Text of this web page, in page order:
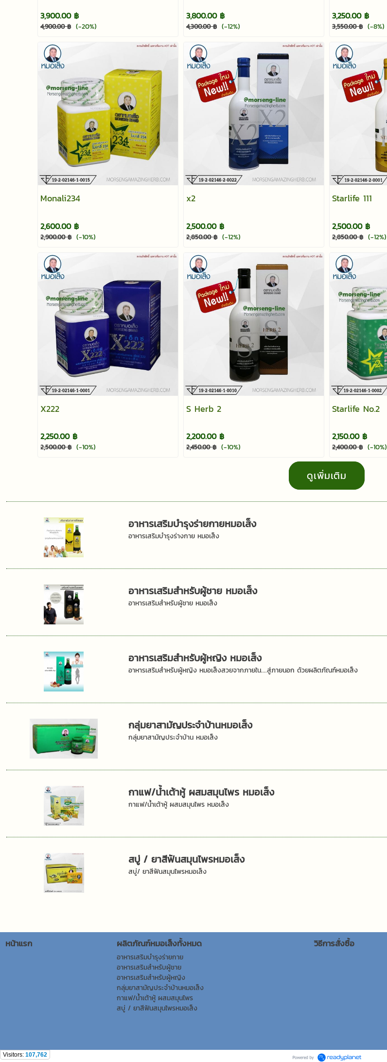
3,900.00 ฿
4,900.00 ฿ (-20%)
3,800.00 ฿
4,300.00 ฿ (-12%)
3,250.00 ฿
3,550.00 ฿ (-8%)
Monali234
2,600.00 ฿
2,900.00 ฿ (-10%)
x2
2,500.00 ฿
2,850.00 ฿ (-12%)
Starlife 111
2,500.00 ฿
2,850.00 ฿ (-12%)
X222
2,250.00 ฿
2,500.00 ฿ (-10%)
S Herb 2
2,200.00 ฿
2,450.00 ฿ (-10%)
Starlife No.2
2,150.00 ฿
2,400.00 ฿ (-10%)
ดูเพิ่มเติม
อาหารเสริมบำรุงร่ายกายหมอเส็ง
อาหารเสริมบำรุงร่างกาย หมอเส็ง
อาหารเสริมสำหรับผู้ชาย หมอเส็ง
อาหารเสริมสำหรับผู้ชาย หมอเส็ง
อาหารเสริมสำหรับผู้หญิง หมอเส็ง
อาหารเสริมสำหรับผู้หญิง หมอเส็งสวยจากภายใน....สู่ภายนอก ด้วยผลิตภัณฑ์หมอเส็ง
กลุ่มยาสามัญประจำบ้านหมอเส็ง
กลุ่มยาสามัญประจำบ้าน หมอเส็ง
กาแฟ/น้ำเต้าหู้ ผสมสมุนไพร หมอเส็ง
กาแฟ/น้ำเต้าหู้ ผสมสมุนไพร หมอเส็ง
สบู่ / ยาสีฟันสมุนไพรหมอเส็ง
สบู่/ ยาสีฟันสมุนไพรหมอเส็ง
หน้าแรก ผลิตภัณฑ์หมอเส็งทั้งหมด
อาหารเสริมบำรุงร่ายกาย
อาหารเสริมสำหรับผู้ชาย
อาหารเสริมสำหรับผู้หญิง
กลุ่มยาสามัญประจำบ้านหมอเส็ง
กาแฟ/น้ำเต้าหู้ ผสมสมุนไพร
สบู่ / ยาสีฟันสมุนไพรหมอเส็ง
วิธีการสั่งซื้อ
Visitors: 107,762